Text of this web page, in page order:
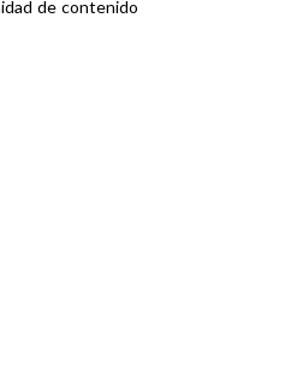
de contenidos